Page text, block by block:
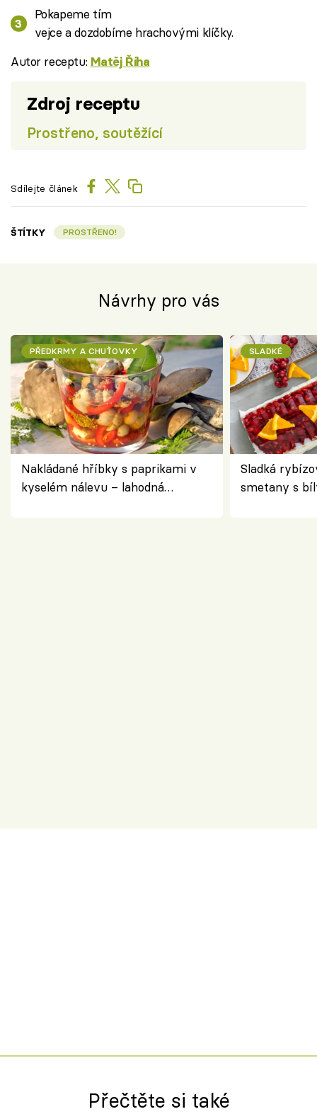
Pokapeme tím
vejce a dozdobíme hrachovými klíčky.
Autor receptu: Matěj Říha
Zdroj receptu
Prostřeno, soutěžící
Sdílejte článek
ŠTÍTKY PROSTŘENO!
Návrhy pro vás
PŘEDKRMY A CHUŤOVKY
Nakládané hříbky s paprikami v
kyselém nálevu – lahodná
SLADKÉ
Sladká
smetany s
Přečtěte si také